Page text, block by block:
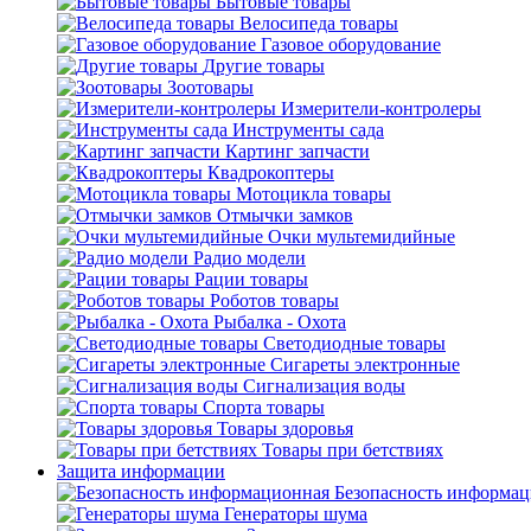
Велосипеда товары
Газовое оборудование
Другие товары
Зоотовары
Измерители-контролеры
Инструменты сада
Картинг запчасти
Квадрокоптеры
Мотоцикла товары
Отмычки замков
Очки мультемидийные
Радио модели
Рации товары
Роботов товары
Рыбалка - Охота
Светодиодные товары
Сигареты электронные
Сигнализация воды
Спорта товары
Товары здоровья
Товары при бетствиях
Защита информации
Безопасность
Генераторы шума